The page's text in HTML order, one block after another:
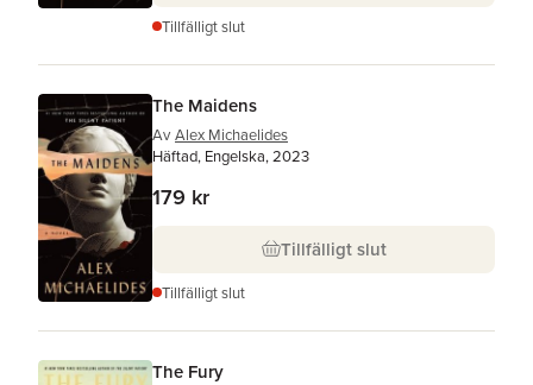
Tillfälligt slut
The Maidens
Av Alex Michaelides
Häftad, Engelska, 2023
179 kr
Tillfälligt slut
Tillfälligt slut
The Fury